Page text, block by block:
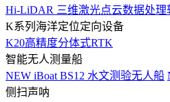
Hi-LiDAR 三维激光点云数据处理
K系列海洋定位定向设备
K20高精度分体式RTK
智能无人测量船
NEW iBoat BS12 水文测验无人船
侧扫声呐